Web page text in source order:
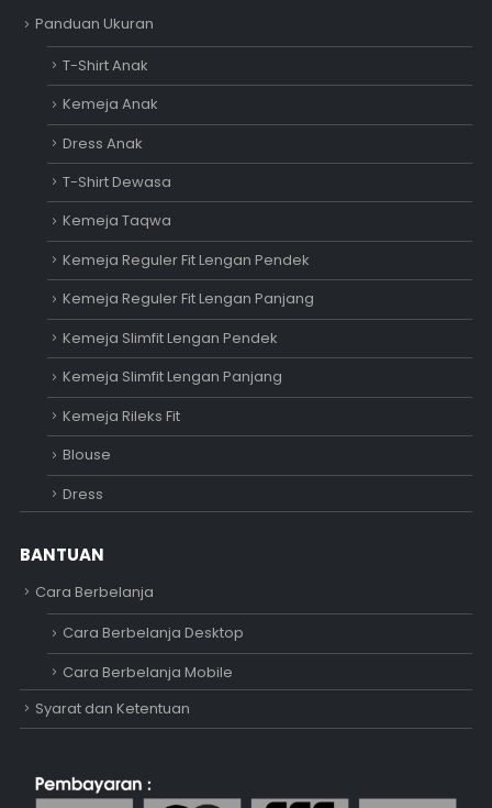
Panduan Ukuran
T-Shirt Anak
Kemeja Anak
Dress Anak
T-Shirt Dewasa
Kemeja Taqwa
Kemeja Reguler Fit Lengan Pendek
Kemeja Reguler Fit Lengan Panjang
Kemeja Slimfit Lengan Pendek
Kemeja Slimfit Lengan Panjang
Kemeja Rileks Fit
Blouse
Dress
BANTUAN
Cara Berbelanja
Cara Berbelanja Desktop
Cara Berbelanja Mobile
Syarat dan Ketentuan